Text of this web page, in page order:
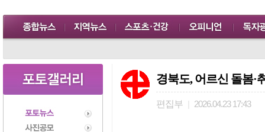
경북도, 어르신 돌봄·
편집부 2026.04.23 17:43